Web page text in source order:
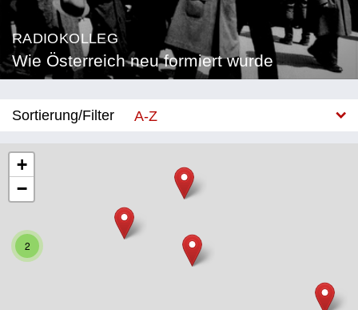
RADIOKOLLEG
Wie Österreich neu formiert wurde
Sortierung/Filter
A-Z
Bundesland
Kärnten
2
+
−